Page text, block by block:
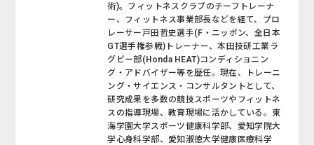
術)。フィットネスクラブのチーフトレーナ
ー、フィットネス事業部長などを経て、プロ
レーサー戸田哲史選手(F・ニッポン、全日本
GT選手権参戦)トレーナー、本田技研工業ラ
グビー部(Honda HEAT)コンディショニン
グ・アドバイザー等を歴任。現在、トレーニ
ング・サイエンス・コンサルタントとして、
研究成果を多数の競技スポーツやフィットネ
スの指導現場、教育現場に活かしている。東
海学園大学スポーツ健康科学部、愛知学院大
学心身科学部、愛知淑徳大学健康医療科学